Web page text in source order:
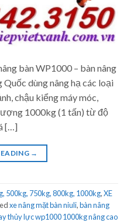
bàn WP1000 – bàn nâng
dùng nâng hạ các loại
chậu kiểng máy móc,
1000kg (1 tấn) từ độ
[…]
→
500kg, 750kg, 800kg, 1000kg,XE
xe nâng mặt bàn niuli,bàn nâng
thủy lực wp1000 1000kg nâng cao